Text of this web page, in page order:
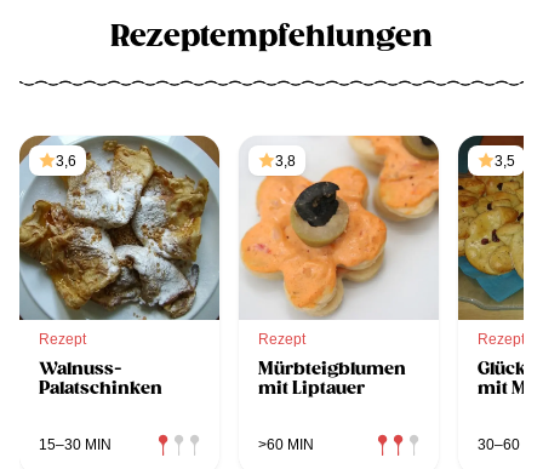
Rezeptempfehlungen
3,6
Rezept
Walnuss-
Palatschinken
15–30 MIN
3,8
Rezept
Mürbteigblumen
mit Liptauer
>60 MIN
3,5
Rezept
mit
30–60